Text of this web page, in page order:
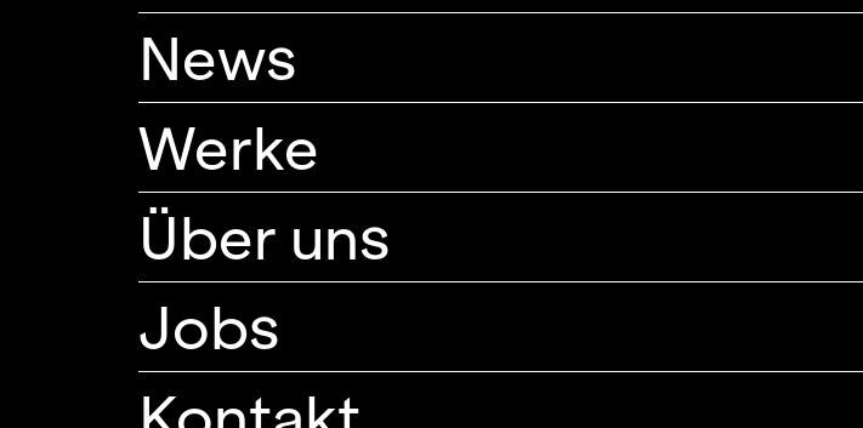
News
Werke
Über uns
Jobs